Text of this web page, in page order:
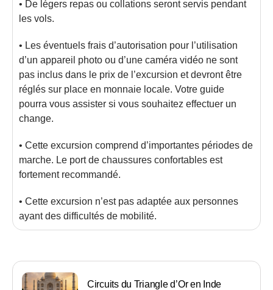
• De légers repas ou collations seront servis pendant
les vols.
• Les éventuels frais d’autorisation pour l’utilisation
d’un appareil photo ou d’une caméra vidéo ne sont
pas inclus dans le prix de l’excursion et devront être
réglés sur place en monnaie locale. Votre guide
pourra vous assister si vous souhaitez effectuer un
change.
• Cette excursion comprend d’importantes périodes de
marche. Le port de chaussures confortables est
fortement recommandé.
• Cette excursion n’est pas adaptée aux personnes
ayant des difficultés de mobilité.
Circuits du Triangle d’Or en Inde